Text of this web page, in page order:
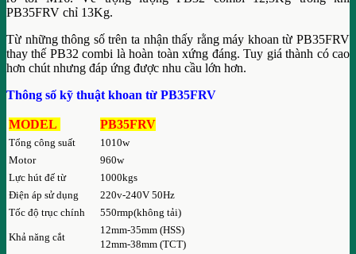
PB35FRV chỉ 13Kg.
Từ những thông số trên ta nhận thấy rằng máy khoan từ PB35FRV
thay thế PB32 combi là hoàn toàn xứng đáng. Tuy giá thành có cao
hơn chút nhưng đáp ứng được nhu cầu lớn hơn.
Thông số kỹ thuật khoan từ PB35FRV
MODEL PB35FRV
Tổng công suất
1010w
Motor
960w
Lực hút đế từ
1000kgs
Điện áp sử dụng
220v-240V 50Hz
Tốc độ trục chính
550rmp(không tải)
Khả năng cắt
12mm-35mm (HSS)
12mm-38mm (TCT)